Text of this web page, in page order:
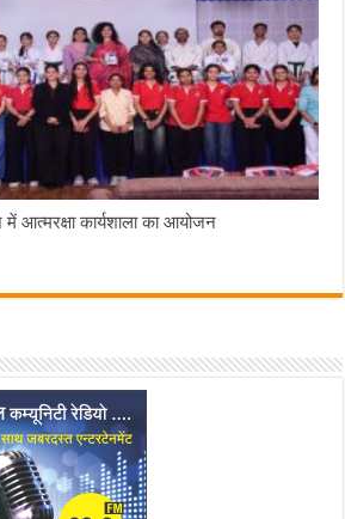
आत्मरक्षा कार्यशाला का आयोजन